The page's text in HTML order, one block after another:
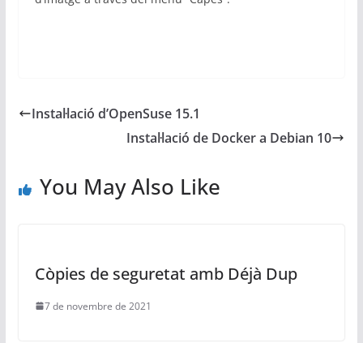
Instal·lació d’OpenSuse 15.1
Instal·lació de Docker a Debian 10
You May Also Like
Còpies de seguretat amb Déjà Dup
7 de novembre de 2021